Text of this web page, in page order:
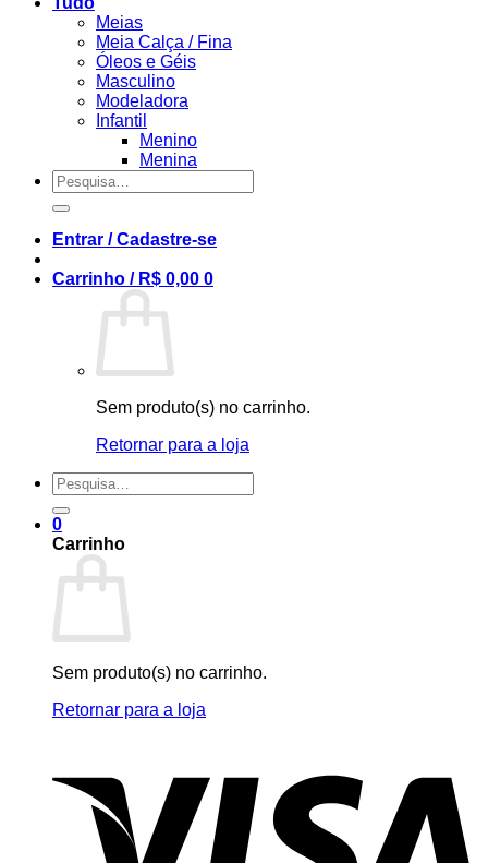
Meias
Meia Calça / Fina
Óleos e Géis
Masculino
Modeladora
Infantil
Menino
Menina
Pesquisar
por:
Entrar / Cadastre-se
Carrinho / R$ 0,00 0
Sem produto(s) no carrinho.
Retornar para a loja
Pesquisar
por:
0
Carrinho
Sem produto(s) no carrinho.
Retornar para a loja